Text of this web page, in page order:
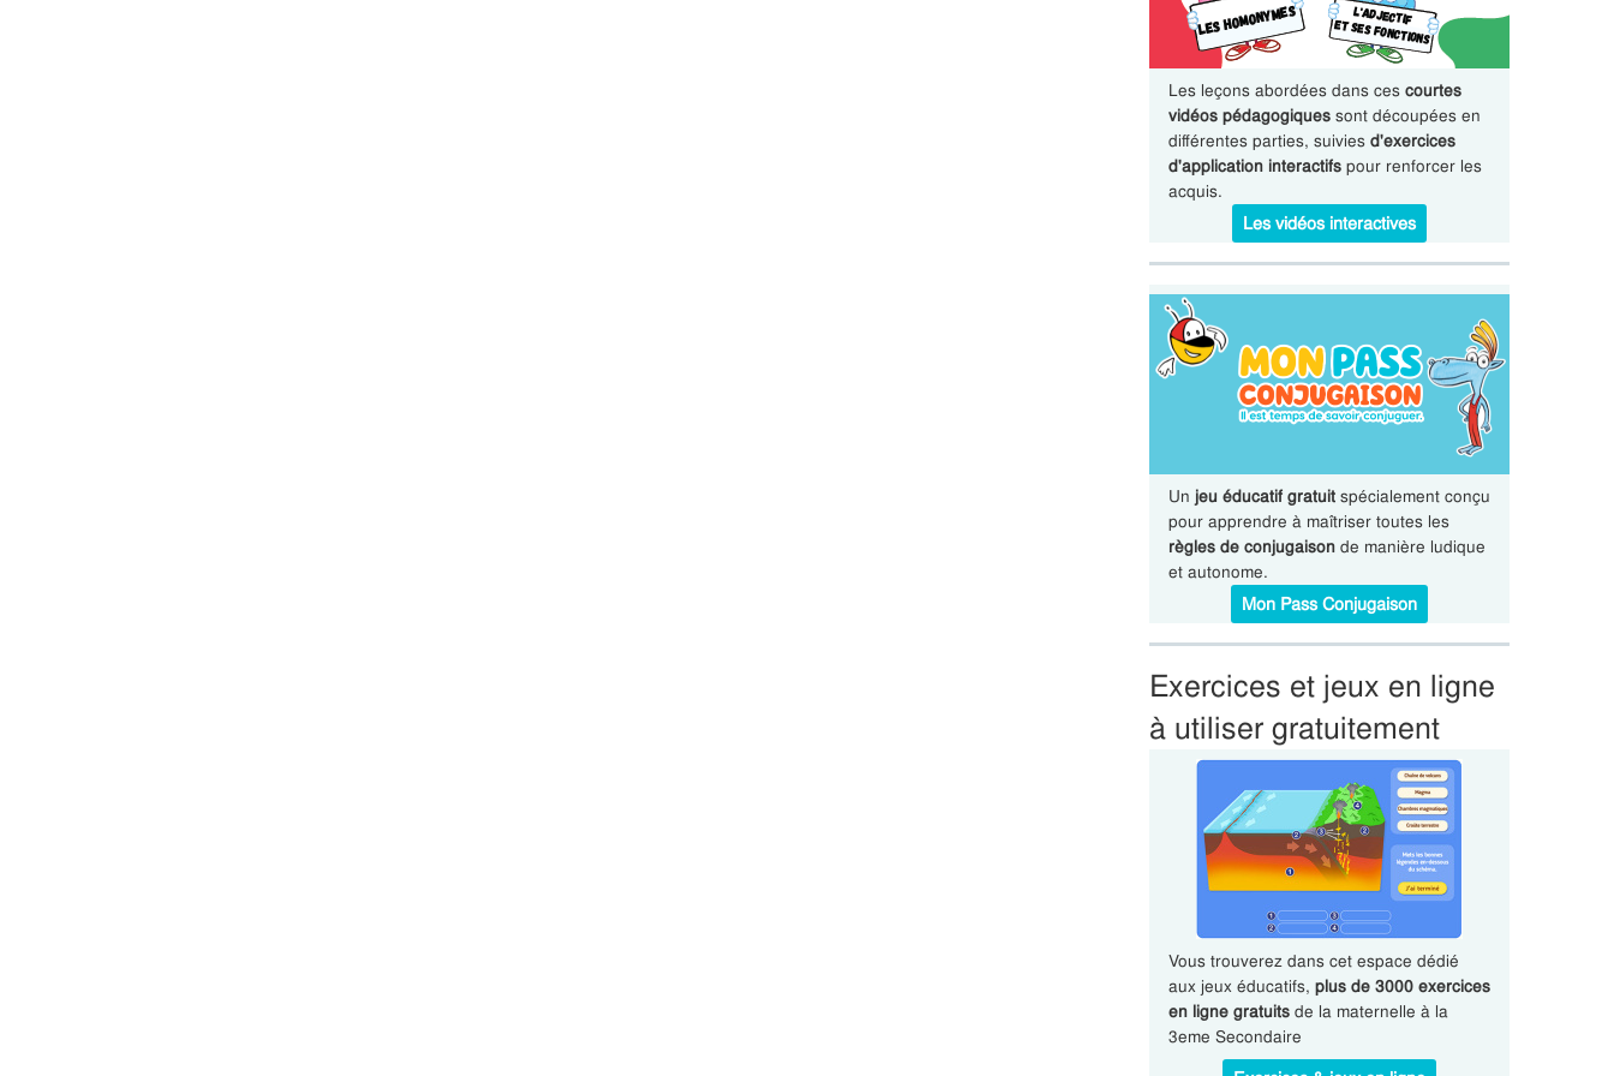
Les leçons abordées dans ces courtes
vidéos pédagogiquessont découpées en
différentes parties, suivies d'exercices
d'application interactifspour renforcer les
acquis.
Les vidéos interactives
Un jeu éducatif gratuitspécialement conçu
pour apprendre à maîtriser toutes les
règles de conjugaisonde manière ludique
et autonome.
Mon Pass Conjugaison
Exercices et jeux en ligne
à utiliser gratuitement
Vous trouverez dans cet espace dédié
aux jeux éducatifs, plus de 3000 exercices
en ligne gratuitsde la maternelle à la
3eme Secondaire